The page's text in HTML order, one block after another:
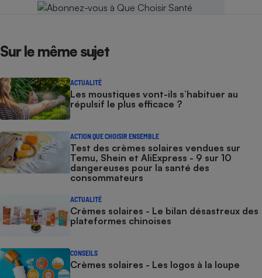
Sur le même sujet
ACTUALITÉ
Les moustiques vont-ils s’habituer au
répulsif le plus efficace ?
ACTION QUE CHOISIR ENSEMBLE
Test des crèmes solaires vendues sur
Temu, Shein et AliExpress - 9 sur 10
dangereuses pour la santé des
consommateurs
ACTUALITÉ
Crèmes solaires - Le bilan désastreux des
plateformes chinoises
CONSEILS
Crèmes solaires - Les logos à la loupe